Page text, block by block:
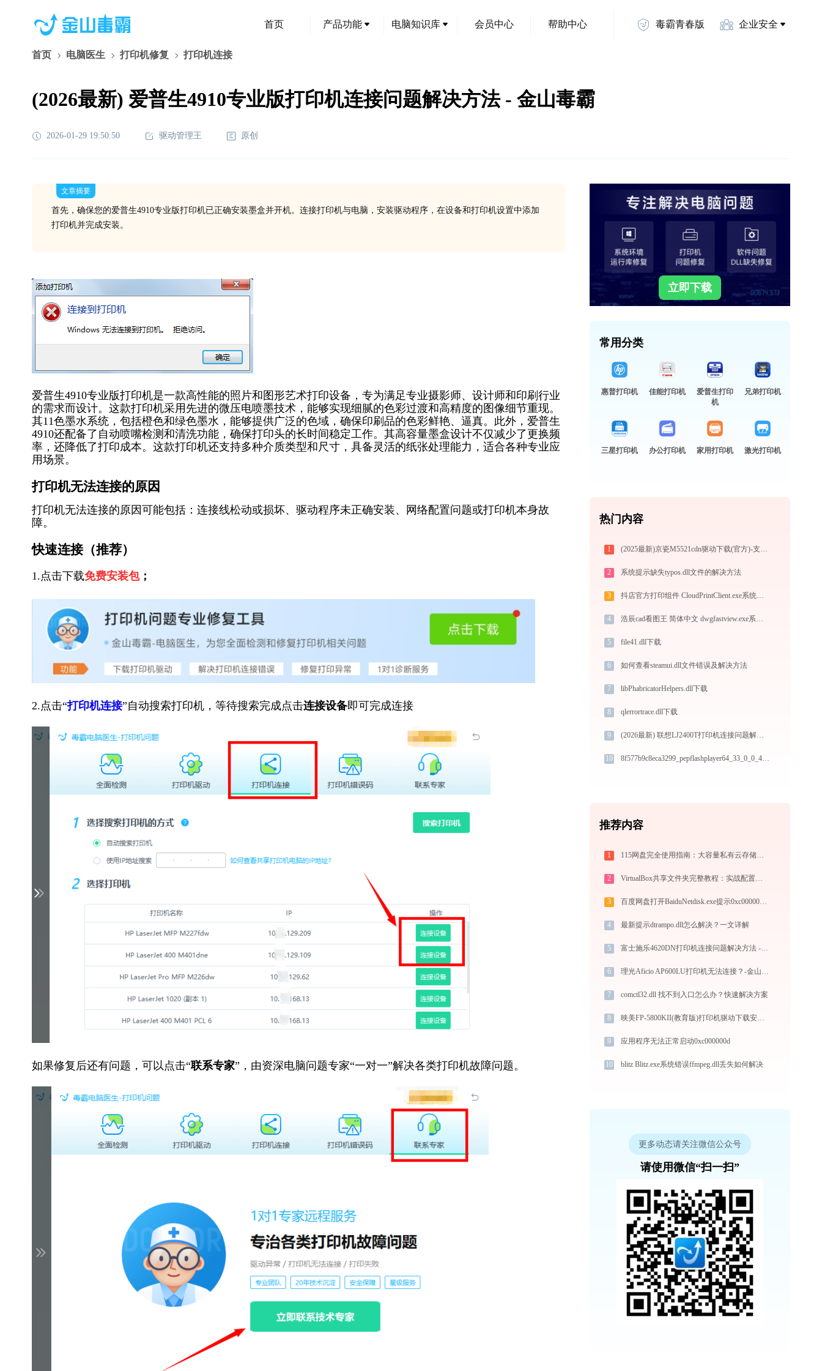
首页 产品功能 电脑知识库 会员中心 帮助中心 毒霸青春版 企业安全
首页 电脑医生 打印机修复 打印机连接
(2026最新) 爱普生4910专业版打印机连接问题解决方法 - 金山毒霸
2026-01-29 19:50:50 驱动管理王 原创
文章摘要
首先，确保您的爱普生4910专业版打印机已正确安装墨盒并开机。连接打印机与电脑，安装驱动程序，在设备和打印机设置中添加
打印机并完成安装。
爱普生4910专业版打印机是一款高性能的照片和图形艺术打印设备，专为满足专业摄影师、设计师和印刷行业
的需求而设计。这款打印机采用先进的微压电喷墨技术，能够实现细腻的色彩过渡和高精度的图像细节重现。
其11色墨水系统，包括橙色和绿色墨水，能够提供广泛的色域，确保印刷品的色彩鲜艳、逼真。此外，爱普生
4910还配备了自动喷嘴检测和清洗功能，确保打印头的长时间稳定工作。其高容量墨盒设计不仅减少了更换频
率，还降低了打印成本。这款打印机还支持多种介质类型和尺寸，具备灵活的纸张处理能力，适合各种专业应
用场景。
打印机无法连接的原因
打印机无法连接的原因可能包括：连接线松动或损坏、驱动程序未正确安装、网络配置问题或打印机本身故
障。
快速连接（推荐）
1.点击下载免费安装包；
2.点击“打印机连接”自动搜索打印机，等待搜索完成点击连接设备即可完成连接
如果修复后还有问题，可以点击“联系专家”，由资深电脑问题专家“一对一”解决各类打印机故障问题。
立即下载
常用分类
惠普打印机 佳能打印机
爱普生打印
机
兄弟打印机
三星打印机 办公打印机 家用打印机 激光打印机
热门内容
1 (2025最新)京瓷M5521cdn驱动下载(官方)-支持Win10/Win11
2 系统提示缺失typos.dll文件的解决方法
3 抖店官方打印组件 CloudPrintClient.exe系统错误qt5widgets.dll丢失如何解决
4 浩辰cad看图王 简体中文 dwgfastview.exe系统错误iwebproxystub.dll丢失如何解决
5 file41.dll下载
6 如何查看steamui.dll文件错误及解决方法
7 libPhabricatorHelpers.dll下载
8 qlerrortrace.dll下载
9 (2026最新) 联想LJ2400T打印机连接问题解决方法 - 金山毒霸
10 8f577b9c8eca3299_pepflashplayer64_33_0_0_432.dll下载
推荐内容
1 115网盘完全使用指南：大容量私有云存储的注册、管理与分享全攻略（2026最新）
2 VirtualBox共享文件夹完整教程：实战配置与故障排查
3 百度网盘打开BaiduNetdisk.exe提示0xc000007b错误码怎么办
4 最新提示dtrampo.dll怎么解决？一文详解
5 富士施乐4620DN打印机连接问题解决方法 - 金山毒霸
6 理光Aficio AP600LU打印机无法连接？-金山毒霸
7 comctl32.dll 找不到入口怎么办？快速解决方案
8 映美FP-5800KII(教育版)打印机驱动下载安装步骤详细解析，让安装更简单
9 应用程序无法正常启动0xc000000d
10 blitz Blitz.exe系统错误ffmpeg.dll丢失如何解决
更多动态请关注微信公众号
请使用微信“扫一扫”